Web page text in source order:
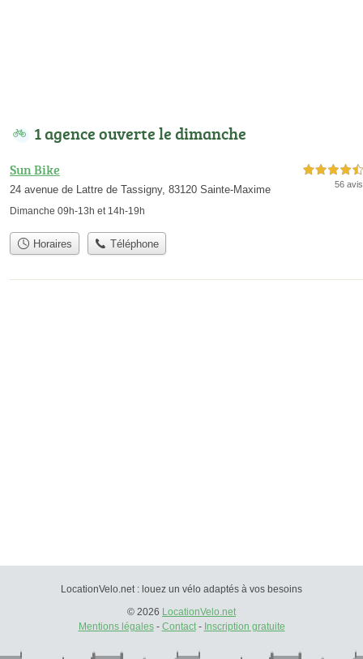
1 agence ouverte le dimanche
Sun Bike
24 avenue de Lattre de Tassigny, 83120 Sainte-Maxime
Dimanche 09h-13h et 14h-19h
4,5 étoiles sur 5
56 avis
Horaires Téléphone
LocationVelo.net : louez un vélo adaptés à vos besoins
© 2026 LocationVelo.net
Mentions légales- Contact- Inscription gratuite